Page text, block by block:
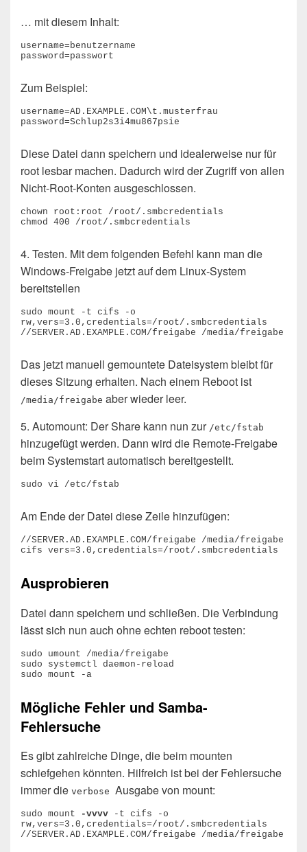
… mit diesem Inhalt:
username=benutzername
password=passwort
Zum Beispiel:
username=AD.EXAMPLE.COM\t.musterfrau
password=Schlup2s3i4mu867psie
Diese Datei dann speichern und idealerweise nur für
root lesbar machen. Dadurch wird der Zugriff von allen
Nicht-Root-Konten ausgeschlossen.
chown root:root /root/.smbcredentials
chmod 400 /root/.smbcredentials
4. Testen. Mit dem folgenden Befehl kann man die
Windows-Freigabe jetzt auf dem Linux-System
bereitstellen
sudo mount -t cifs -o
rw,vers=3.0,credentials=/root/.smbcredentials
//SERVER.AD.EXAMPLE.COM/freigabe /media/freigabe
Das jetzt manuell gemountete Dateisystem bleibt für
dieses Sitzung erhalten. Nach einem Reboot ist
/media/freigabe aber wieder leer.
5. Automount: Der Share kann nun zur /etc/fstab
hinzugefügt werden. Dann wird die Remote-Freigabe
beim Systemstart automatisch bereitgestellt.
sudo vi /etc/fstab
Am Ende der Datei diese Zeile hinzufügen:
//SERVER.AD.EXAMPLE.COM/freigabe /media/freigabe
cifs vers=3.0,credentials=/root/.smbcredentials
Ausprobieren
Datei dann speichern und schließen. Die Verbindung
lässt sich nun auch ohne echten reboot testen:
sudo umount /media/freigabe
sudo systemctl daemon-reload
sudo mount -a
Mögliche Fehler und Samba-
Fehlersuche
Es gibt zahlreiche Dinge, die beim mounten
schiefgehen könnten. Hilfreich ist bei der Fehlersuche
immer die verbose Ausgabe von mount:
sudo mount -vvvv -t cifs -o
rw,vers=3.0,credentials=/root/.smbcredentials
//SERVER.AD.EXAMPLE.COM/freigabe /media/freigabe